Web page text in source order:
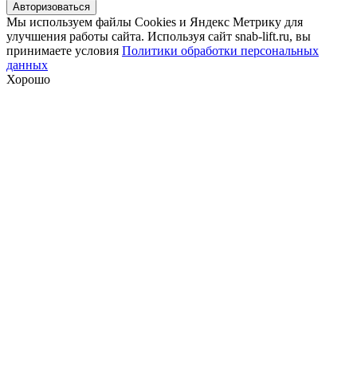
Авторизоваться
Мы используем файлы Сookies и Яндекс Метрику для
улучшения работы сайта. Используя сайт snab-lift.ru, вы
принимаете условия Политики обработки персональных
данных
Хорошо